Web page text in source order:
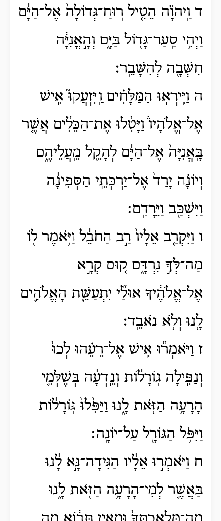
ד וַֽיהֹוָ֗ה הֵטִ֤יל רֽוּחַ־גְּדוֹלָה֙ אֶל־הַיָּ֔ם
וַיְהִ֥י סַֽעַר־גָּד֖וֹל בַּיָּ֑ם וְהָ֣אֳנִיָּ֔ה
חִשְּׁבָ֖ה לְהִשָּׁבֵֽר׃
ה וַיִּֽירְא֣וּ הַמַּלָּחִ֗ים וַֽיִּזְעֲקוּ֮ אִ֣ישׁ
אֶל־אֱלֹהָיו֒ וַיָּטִ֨לוּ אֶת־הַכֵּלִ֜ים אֲשֶׁ֤ר
בָּֽאֳנִיָּה֙ אֶל־הַיָּ֔ם לְהָקֵ֖ל מֵֽעֲלֵיהֶ֑ם
וְיוֹנָ֗ה יָרַד֙ אֶל־יַרְכְּתֵ֣י הַסְּפִינָ֔ה
וַיִּשְׁכַּ֖ב וַיֵּרָדַֽם׃
ו וַיִּקְרַ֤ב אֵלָיו֙ רַ֣ב הַחֹבֵ֔ל וַיֹּ֥אמֶר ל֖וֹ
מַה־לְּךָ֣ נִרְדָּ֑ם ק֚וּם קְרָ֣א
אֶל־אֱלֹהֶ֔יךָ אוּלַ֞י יִתְעַשֵּׁ֧ת הָאֱלֹהִ֛ים
לָ֖נוּ וְלֹ֥א נֹאבֵֽד׃
ז וַיֹּאמְר֞וּ אִ֣ישׁ אֶל־רֵעֵ֗הוּ לְכוּ֙
וְנַפִּ֣ילָה גֽוֹרָל֔וֹת וְנֵ֣דְעָ֔ה בְּשֶׁלְּמִ֛י
הָרָעָ֥ה הַזֹּ֖את לָ֑נוּ וַיַּפִּ֙לוּ֙ גּֽוֹרָל֔וֹת
וַיִּפֹּ֥ל הַגּוֹרָ֖ל עַל־יוֹנָֽה׃
ח וַיֹּאמְר֣וּ אֵלָ֔יו הַגִּידָה־נָּ֣א לָ֔נוּ
בַּאֲשֶׁ֛ר לְמִי־הָרָעָ֥ה הַזֹּ֖את לָ֑נוּ